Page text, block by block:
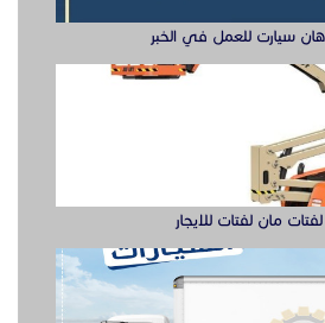
سيارت للعمل في الخبر
مان لفتات للايجار